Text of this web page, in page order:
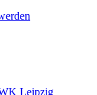
Leipzig